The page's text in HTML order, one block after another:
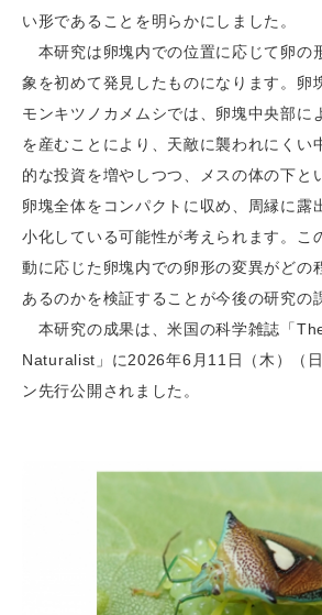
い形であることを明らかにしました。
本研究は卵塊内での位置に応じて卵の
象を初めて発見したものになります。卵
モンキツノカメムシでは、卵塊中央部に
を産むことにより、天敵に襲われにくい
的な投資を増やしつつ、メスの体の下と
卵塊全体をコンパクトに収め、周縁に露
小化している可能性が考えられます。こ
動に応じた卵塊内での卵形の変異がどの
あるのかを検証することが今後の研究の
本研究の成果は、米国の科学雑誌「
Naturalist」に2026年6月11日（木）（
ン先行公開されました。